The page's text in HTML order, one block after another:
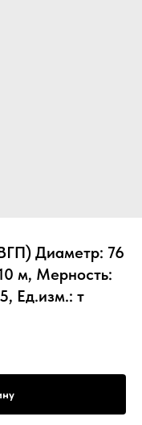
Диаметр: 76
м, Мерность:
Ед.изм.: т